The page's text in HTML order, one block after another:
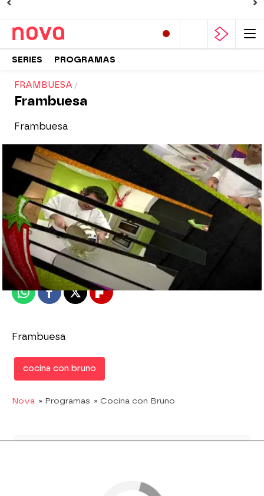
SERIES PROGRAMAS
FRAMBUESA
Frambuesa
Frambuesa
Nova
Publicado: 13 de marzo de 2014, 14:59
WhatsappFacebook
X Flipboard
Frambuesa
cocina con bruno
Nova » Programas » Cocina con Bruno